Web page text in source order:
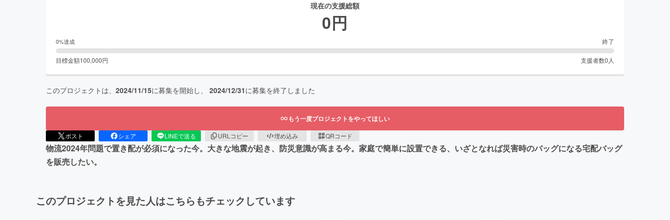
現在の支援総額
0円
0%達成 終了
目標金額100,000円 支援者数0 人
このプロジェクトは、 2024/11/15に募集を開始し、 2024/12/31に募集を終了しました
もう一度プロジェクトをやってほしい
ポスト シェア LINEで送る URLコピー 埋め込み QRコード
物流2024年問題で置き配が必須になった今。大きな地震が起き、防災意識が高まる今。家庭で簡単に設置できる、いざとなれば災害時のバッグになる宅配バッグ
を販売したい。
このプロジェクトを見た人はこちらもチェックしています